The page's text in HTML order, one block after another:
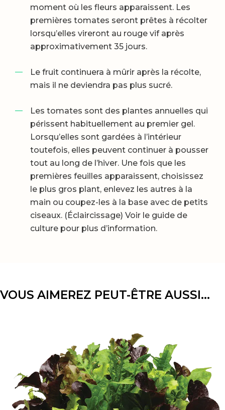
moment où les fleurs apparaissent. Les
premières tomates seront prêtes à récolter
lorsqu’elles vireront au rouge vif après
approximativement 35 jours.
Le fruit continuera à mûrir après la récolte,
mais il ne deviendra pas plus sucré.
Les tomates sont des plantes annuelles qui
périssent habituellement au premier gel.
Lorsqu’elles sont gardées à l’intérieur
toutefois, elles peuvent continuer à pousser
tout au long de l’hiver. Une fois que les
premières feuilles apparaissent, choisissez
le plus gros plant, enlevez les autres à la
main ou coupez-les à la base avec de petits
ciseaux. (Éclaircissage) Voir le guide de
culture pour plus d’information.
VOUS AIMEREZ PEUT-ÊTRE AUSSI…